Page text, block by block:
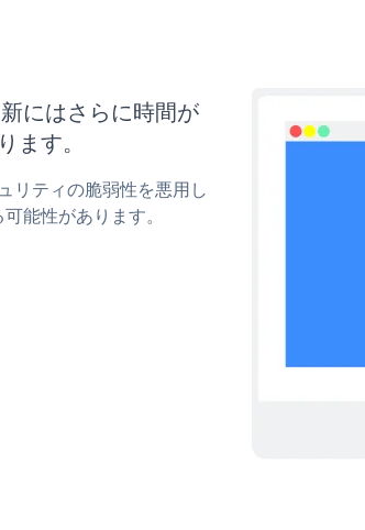
にはさらに時間が
す。
リティの脆弱性を悪用し
能性があります。